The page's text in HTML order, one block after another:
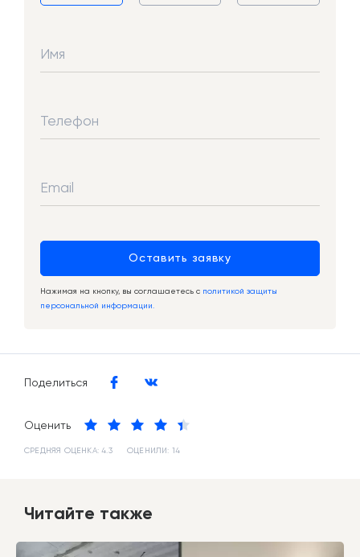
Имя
Телефон
Email
Оставить заявку
Нажимая на кнопку, вы соглашаетесь с политикой защиты
персональной информации.
Поделиться
Оценить
СРЕДНЯЯ ОЦЕНКА:4.3 ОЦЕНИЛИ: 14
Читайте также